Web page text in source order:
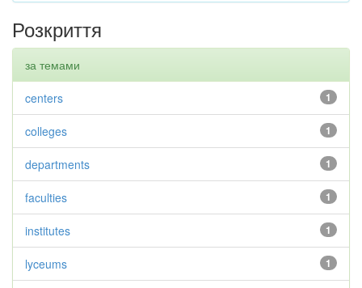
Розкриття
за темами
1
centers
1
colleges
1
departments
1
faculties
1
institutes
1
lyceums